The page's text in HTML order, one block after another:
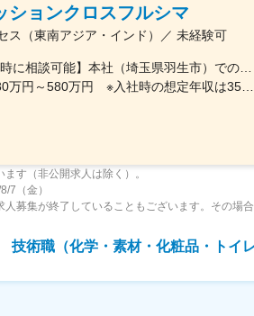
ションクロスフルシマ
ス（東南アジア・インド）／ 未経験可
す（非公開求人は除く）。
7（金）
募集が終了していることもございます。その場
技術職（化学・素材・化粧品・トイ